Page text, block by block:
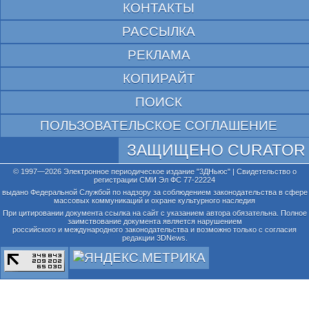
КОНТАКТЫ
РАССЫЛКА
РЕКЛАМА
КОПИРАЙТ
ПОИСК
ПОЛЬЗОВАТЕЛЬСКОЕ СОГЛАШЕНИЕ
ЗАЩИЩЕНО CURATOR
© 1997—2026 Электронное периодическое издание "3ДНьюс" | Свидетельство о
регистрации СМИ Эл ФС 77-22224
выдано Федеральной Службой по надзору за соблюдением законодательства в сфере
массовых коммуникаций и охране культурного наследия
При цитировании документа ссылка на сайт с указанием автора обязательна. Полное
заимствование документа является нарушением
российского и международного законодательства и возможно только с согласия
редакции 3DNews.